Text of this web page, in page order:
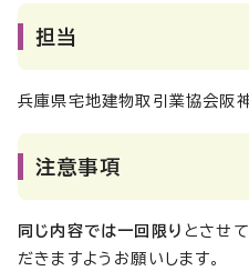
担当
兵庫県宅地建物取引業協会阪
注意事項
同じ内容では一回限り とさせ
だきますようお願いします。